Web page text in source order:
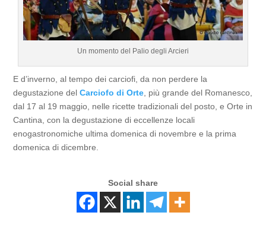
Un momento del Palio degli Arcieri
E d’inverno, al tempo dei carciofi, da non perdere la
degustazione delCarciofo di Orte, più grande del Romanesco,
dal 17 al 19 maggio, nelle ricette tradizionali del posto, e Orte in
Cantina, con la degustazione di eccellenze locali
enogastronomiche ultima domenica di novembre e la prima
domenica di dicembre.
Social share